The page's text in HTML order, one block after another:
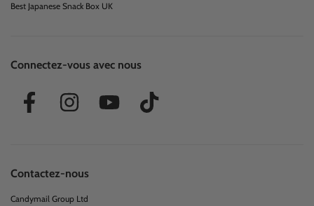
Best Japanese Snack Box UK
Connectez-vous avec nous
Contactez-nous
Candymail Group Ltd